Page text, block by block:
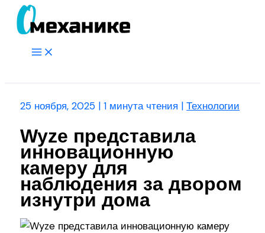
Перейти
Main
25 ноября, 2025 |1 минута чтения |Технологии
Wyze представила
инновационную
камеру для
наблюдения за двором
изнутри дома